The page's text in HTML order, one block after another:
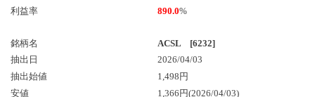
利益率
890.0%
銘柄名
ACSL [6232]
抽出日
2026/04/03
抽出始値
1,498円
安値
1,366円(2026/04/03)